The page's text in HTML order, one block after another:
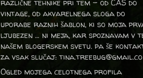
različne tehnike pri tem – od CAS do
vintage, od akvarelnega sloga do
uporabe raznih šablon, ki so moja
ljubezen … ni meja, kar spoznavam v
našem blogerskem svetu. pa še
za vsak slučaj:
Ogled mojega celotnega profila